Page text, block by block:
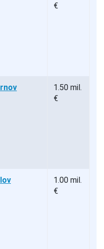
€
1.50 mil.
€
1.00 mil.
€